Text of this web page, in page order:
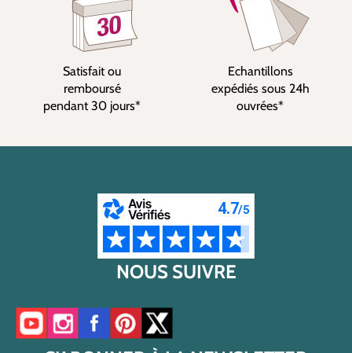
Satisfait ou
remboursé
pendant 30 jours*
Echantillons
expédiés sous 24h
ouvrées*
NOUS SUIVRE
Accéder à notre chaîne YouTube
Accéder à notre compte Instagram
Accéder à notre page Facebook
Accéder à notre compte Pinterest
Accéder à notre compte Twitter/X